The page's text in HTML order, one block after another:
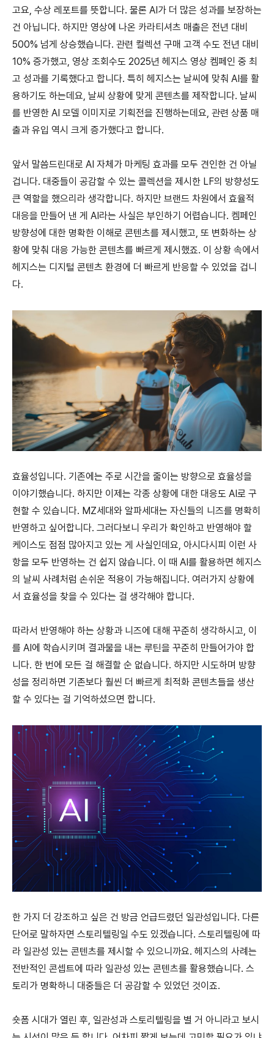
고요, 수상 레포트를 뜻합니다. 물론 AI가 더 많은 성과를 보장하는
건 아닙니다. 하지만 영상에 나온 카라티셔츠 매출은 전년 대비
500% 넘게 상승했습니다. 관련 컬렉션 구매 고객 수도 전년 대비
10% 증가했고, 영상 조회수도 2025년 헤지스 영상 켐페인 중 최
고 성과를 기록했다고 합니다. 특히 헤지스는 날씨에 맞춰 AI를 활
용하기도 하는데요, 날씨 상황에 맞게 콘텐츠를 제작합니다. 날씨
를 반영한 AI 모델 이미지로 기획전을 진행하는데요, 관련 상품 매
출과 유입 역시 크게 증가했다고 합니다.
앞서 말씀드린대로 AI 자체가 마케팅 효과를 모두 견인한 건 아닐
겁니다. 대중들이 공감할 수 있는 콜렉션을 제시한 LF의 방향성도
큰 역할을 했으리라 생각합니다. 하지만 브랜드 차원에서 효율적
대응을 만들어 낸 게 AI라는 사실은 부인하기 어렵습니다. 켐페인
방향성에 대한 명확한 이해로 콘텐츠를 제시했고, 또 변화하는 상
황에 맞춰 대응 가능한 콘텐츠를 빠르게 제시했죠. 이 상황 속에서
헤지스는 디지털 콘텐츠 환경에 더 빠르게 반응할 수 있었을 겁니
다.
효율성입니다. 기존에는 주로 시간을 줄이는 방향으로 효율성을
이야기했습니다. 하지만 이제는 각종 상황에 대한 대응도 AI로 구
현할 수 있습니다. MZ세대와 알파세대는 자신들의 니즈를 명확히
반영하고 싶어합니다. 그러다보니 우리가 확인하고 반영해야 할
케이스도 점점 많아지고 있는 게 사실인데요, 아시다시피 이런 사
항을 모두 반영하는 건 쉽지 않습니다. 이 때 AI를 활용하면 헤지스
의 날씨 사례처럼 손쉬운 적용이 가능해집니다. 여러가지 상황에
서 효율성을 찾을 수 있다는 걸 생각해야 합니다.
따라서 반영해야 하는 상황과 니즈에 대해 꾸준히 생각하시고, 이
를 AI에 학습시키며 결과물을 내는 루틴을 꾸준히 만들어가야 합
니다. 한 번에 모든 걸 해결할 순 없습니다. 하지만 시도하며 방향
성을 정리하면 기존보다 훨씬 더 빠르게 최적화 콘텐츠들을 생산
할 수 있다는 걸 기억하셨으면 합니다.
한 가지 더 강조하고 싶은 건 방금 언급드렸던 일관성입니다. 다른
단어로 말하자면 스토리텔링일 수도 있겠습니다. 스토리텔링에 따
라 일관성 있는 콘텐츠를 제시할 수 있으니까요. 헤지스의 사례는
전반적인 콘셉트에 따라 일관성 있는 콘텐츠를 활용했습니다. 스
토리가 명확하니 대중들은 더 공감할 수 있었던 것이죠.
숏폼 시대가 열린 후, 일관성과 스토리텔링을 별 거 아니라고 보시